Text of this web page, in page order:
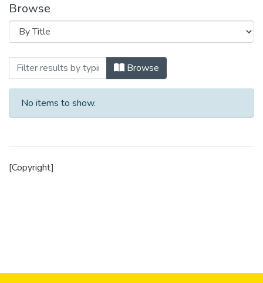
Browse
Browsing Maestría en Salud Familiar by
Browse
No items to show.
[Copyright]